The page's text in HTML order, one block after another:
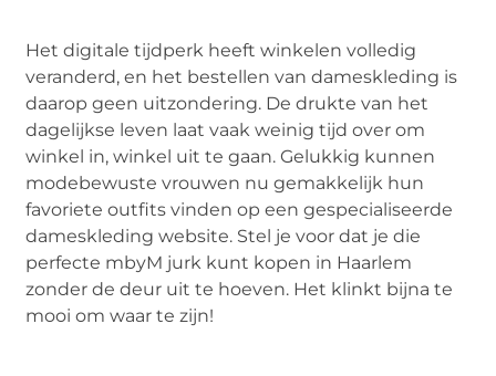
Het digitale tijdperk heeft winkelen volledig
veranderd, en het bestellen van dameskleding is
daarop geen uitzondering. De drukte van het
dagelijkse leven laat vaak weinig tijd over om
winkel in, winkel uit te gaan. Gelukkig kunnen
modebewuste vrouwen nu gemakkelijk hun
favoriete outfits vinden op een gespecialiseerde
dameskleding website. Stel je voor dat je die
perfecte mbyM jurk kunt kopen in Haarlem
zonder de deur uit te hoeven. Het klinkt bijna te
mooi om waar te zijn!